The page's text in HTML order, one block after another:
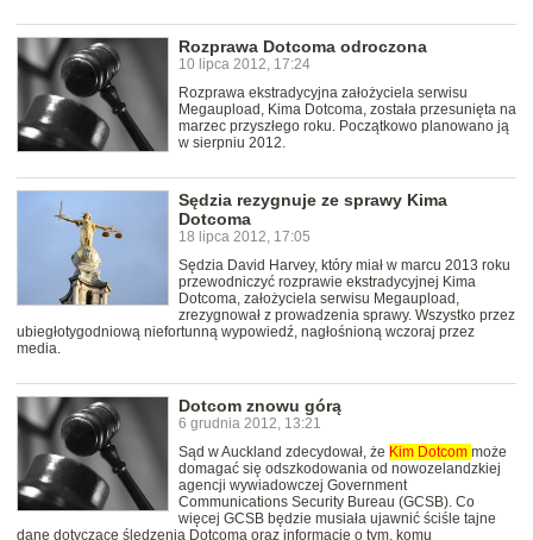
Rozprawa Dotcoma odroczona
10 lipca 2012, 17:24
Rozprawa ekstradycyjna założyciela serwisu
Megaupload, Kima Dotcoma, została przesunięta na
marzec przyszłego roku. Początkowo planowano ją
w sierpniu 2012.
Sędzia rezygnuje ze sprawy Kima
Dotcoma
18 lipca 2012, 17:05
Sędzia David Harvey, który miał w marcu 2013 roku
przewodniczyć rozprawie ekstradycyjnej Kima
Dotcoma, założyciela serwisu Megaupload,
zrezygnował z prowadzenia sprawy. Wszystko przez
ubiegłotygodniową niefortunną wypowiedź, nagłośnioną wczoraj przez
media.
Dotcom znowu górą
6 grudnia 2012, 13:21
Sąd w Auckland zdecydował, że Kim Dotcom może
domagać się odszkodowania od nowozelandzkiej
agencji wywiadowczej Government
Communications Security Bureau (GCSB). Co
więcej GCSB będzie musiała ujawnić ściśle tajne
dane dotyczące śledzenia Dotcoma oraz informacje o tym, komu